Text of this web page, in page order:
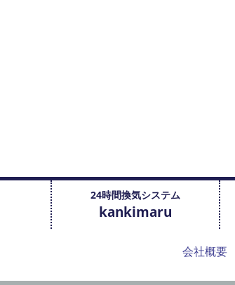
24時間換気システム
kankimaru
会社概要